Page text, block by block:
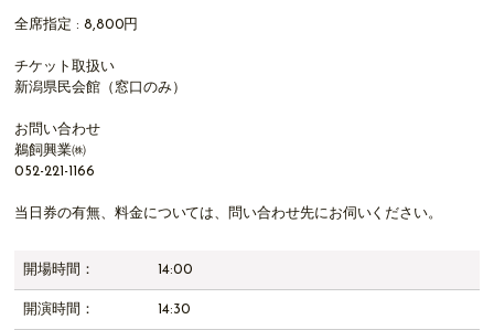
全席指定 : 8,800円
チケット取扱い
新潟県民会館（窓口のみ）
お問い合わせ
鵜飼興業㈱
052-221-1166
当日券の有無、料金については、問い合わせ先にお伺いください。
開場時間： 14:00
開演時間： 14:30